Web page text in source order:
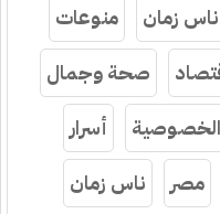
ناس زمان
منوعات
صحة وجمال
أسرار
مصر ناس زمان